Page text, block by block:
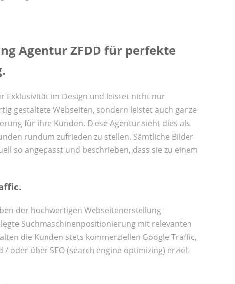
Agentur ZFDD für perfekte
Exklusivität im Design und leistet nicht nur
gestaltete Webseiten, sondern leistet auch ganze
für ihre Kunden. Diese Agentur sieht dies als
rundum zufrieden zu stellen. Sämtliche Bilder
so angepasst und beschrieben, dass sie zu einem
der hochwertigen Webseitenerstellung
Suchmaschinenpositionierung mit relevanten
die Kunden stets kommerziellen Google Traffic,
/ oder über SEO (search engine optimizing) erzielt